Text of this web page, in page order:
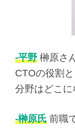
-平野 榊原さ
CTOの役割
分野はどこに
-榊原氏 前職